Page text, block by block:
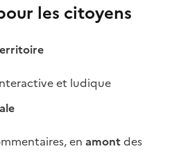
les citoyens
et ludique
en amontdes